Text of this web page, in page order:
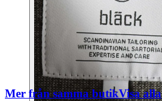
Mer från samma butikVisa alla